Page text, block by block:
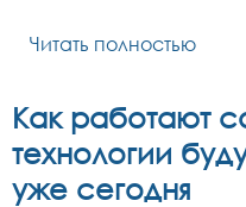
Читать полностью
Как работают
технологии
уже сегодня